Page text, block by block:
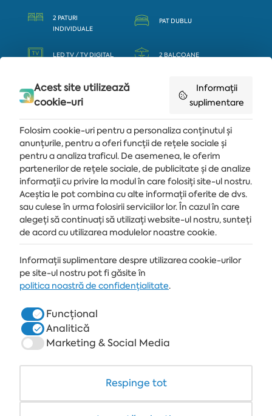
2 PATURI
INDIVIDUALE
PAT DUBLU
LED TV / TV DIGITAL 2 BALCOANE
MINI BAR
Primește ultimele știri și oferte livrate direct în căsuța de e-mail
MĂ ABONEZ
STAȚIUNE
ALBENA.BG
COWORKING
Acest site utilizează
cookie-uri
Informații
suplimentare
Folosim cookie-uri pentru a personaliza conținutul și
anunțurile, pentru a oferi funcții de rețele sociale și
pentru a analiza traficul. De asemenea, le oferim
partenerilor de rețele sociale, de publicitate și de analize
informații cu privire la modul în care folosiți site-ul nostru.
Aceștia le pot combina cu alte informații oferite de dvs.
sau culese în urma folosirii serviciilor lor. În cazul în care
alegeți să continuați să utilizați website-ul nostru, sunteți
de acord cu utilizarea modulelor noastre cookie.
Informații suplimentare despre utilizarea cookie-urilor
pe site-ul nostru pot fi găsite în
politica noastră de confidențialitate.
Funcțional
Analitică
Marketing & Social Media
Respinge tot